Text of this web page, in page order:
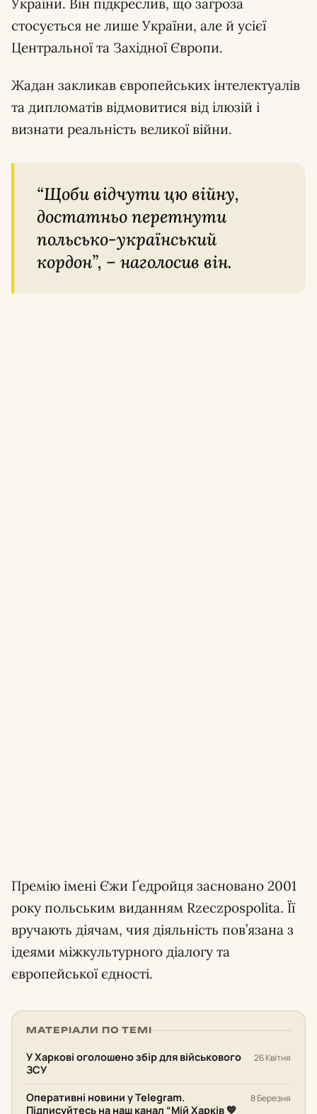
України. Він підкреслив, що загроза
стосується не лише України, але й усієї
Центральної та Західної Європи.
Жадан закликав європейських інтелектуалів
та дипломатів відмовитися від ілюзій і
визнати реальність великої війни.
“Щоби відчути цю війну,
достатньо перетнути
польсько-український
кордон”, – наголосив він.
Премію імені Єжи Ґедройця засновано 2001
року польським виданням Rzeczpospolita. Її
вручають діячам, чия діяльність пов’язана з
ідеями міжкультурного діалогу та
європейської єдності.
МАТЕРІАЛИ ПО ТЕМІ
У Харкові оголошено збір для військового
ЗСУ
26 Квітня
Оперативні новини у Telegram.
Підписуйтесь на наш канал “Мій Харків 💙
8 Березня